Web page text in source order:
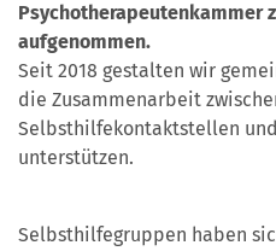
Psychotherapeutenkammer
aufgenommen.
Seit 2018 gestalten wir
die Zusammenarbeit
Selbsthilfekontaktstellen
unterstützen.
Selbsthilfegruppen haben